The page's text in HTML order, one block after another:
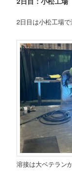
2日目は小松工場で
溶接は大ベテラン